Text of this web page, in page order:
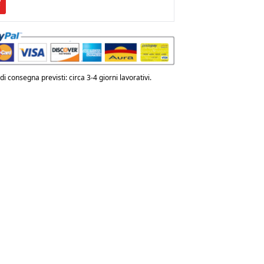
consegna previsti: circa 3-4 giorni lavorativi.